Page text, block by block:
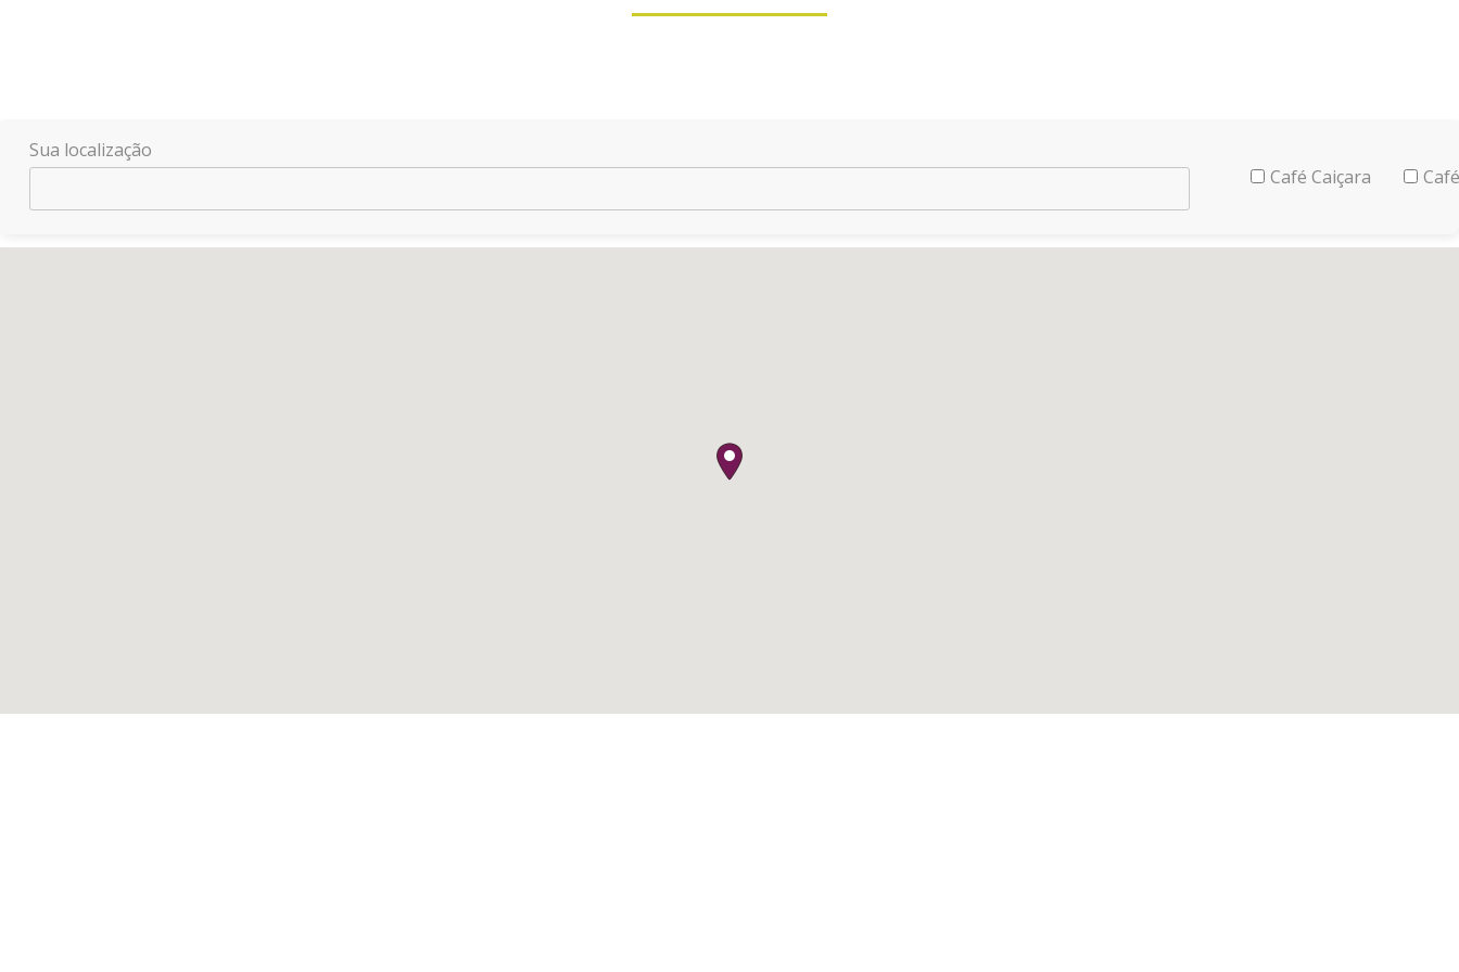
Sua localização
Café Caiçara